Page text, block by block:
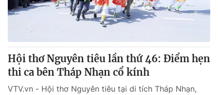
Hội thơ Nguyên tiêu lần thứ 46: Điểm hẹn
thi ca bên Tháp Nhạn cổ kính
VTV.vn - Hội thơ Nguyên tiêu tại di tích Tháp Nhạn,